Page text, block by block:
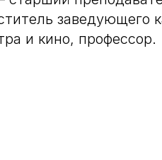
заведующего
и кино, профессор.